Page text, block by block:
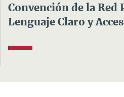
Convención de la Red
Lenguaje Claro y